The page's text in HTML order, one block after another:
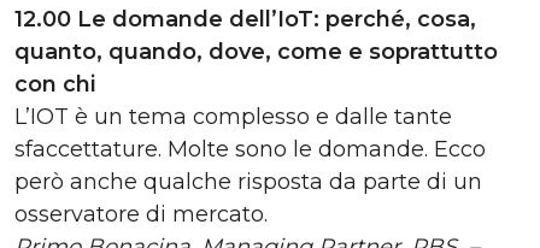
12.00 Le domande dell’IoT: perché, cosa,
quanto, quando, dove, come e soprattutto
con chi
L’IOT è un tema complesso e dalle tante
sfaccettature. Molte sono le domande. Ecco
però anche qualche risposta da parte di un
osservatore di mercato.